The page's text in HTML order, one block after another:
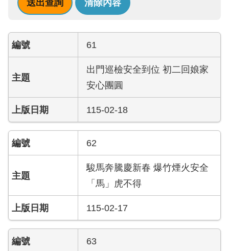
關
簡
教
下
載
專
區
民
園
地
府
61
出門巡檢安全到位 初二回娘家
安心團圓
115-02-18
62
駿馬奔騰慶新春 爆竹煙火安全
「馬」虎不得
115-02-17
63